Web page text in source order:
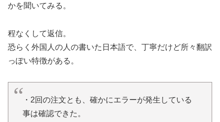
かを聞いてみる。
程なくして返信。
恐らく外国人の人の書いた日本語で、丁寧だけど所々翻訳
っぽい特徴がある。
・2回の注文とも、確かにエラーが発生している
事は確認できた。